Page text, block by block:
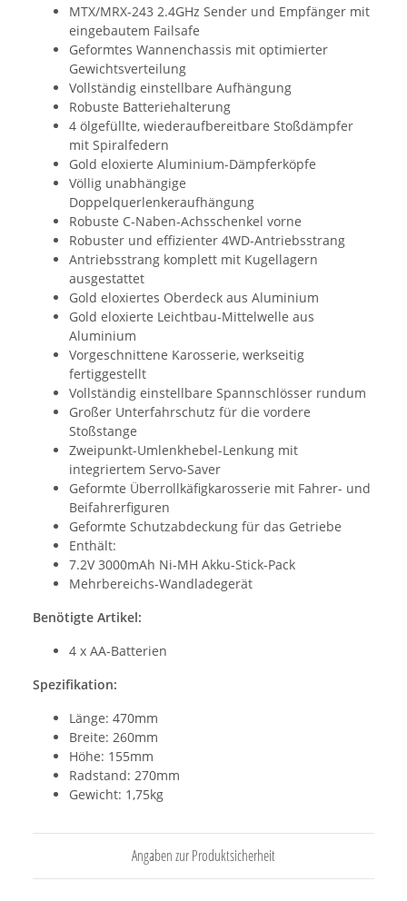
MTX/MRX-243 2.4GHz Sender und Empfänger mit
eingebautem Failsafe
Geformtes Wannenchassis mit optimierter
Gewichtsverteilung
Vollständig einstellbare Aufhängung
Robuste Batteriehalterung
4 ölgefüllte, wiederaufbereitbare Stoßdämpfer
mit Spiralfedern
Gold eloxierte Aluminium-Dämpferköpfe
Völlig unabhängige
Doppelquerlenkeraufhängung
Robuste C-Naben-Achsschenkel vorne
Robuster und effizienter 4WD-Antriebsstrang
Antriebsstrang komplett mit Kugellagern
ausgestattet
Gold eloxiertes Oberdeck aus Aluminium
Gold eloxierte Leichtbau-Mittelwelle aus
Aluminium
Vorgeschnittene Karosserie, werkseitig
fertiggestellt
Vollständig einstellbare Spannschlösser rundum
Großer Unterfahrschutz für die vordere
Stoßstange
Zweipunkt-Umlenkhebel-Lenkung mit
integriertem Servo-Saver
Geformte Überrollkäfigkarosserie mit Fahrer- und
Beifahrerfiguren
Geformte Schutzabdeckung für das Getriebe
Enthält:
7.2V 3000mAh Ni-MH Akku-Stick-Pack
Mehrbereichs-Wandladegerät
Benötigte Artikel:
4 x AA-Batterien
Spezifikation:
Länge: 470mm
Breite: 260mm
Höhe: 155mm
Radstand: 270mm
Gewicht: 1,75kg
Angaben zur Produktsicherheit